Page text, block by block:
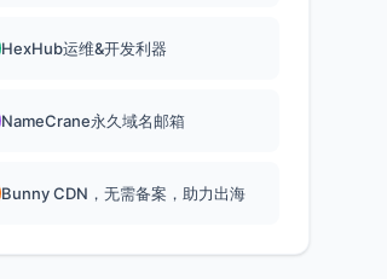
HexHub运维&开发利器
NameCrane永久域名邮箱
Bunny CDN，无需备案，助力出海